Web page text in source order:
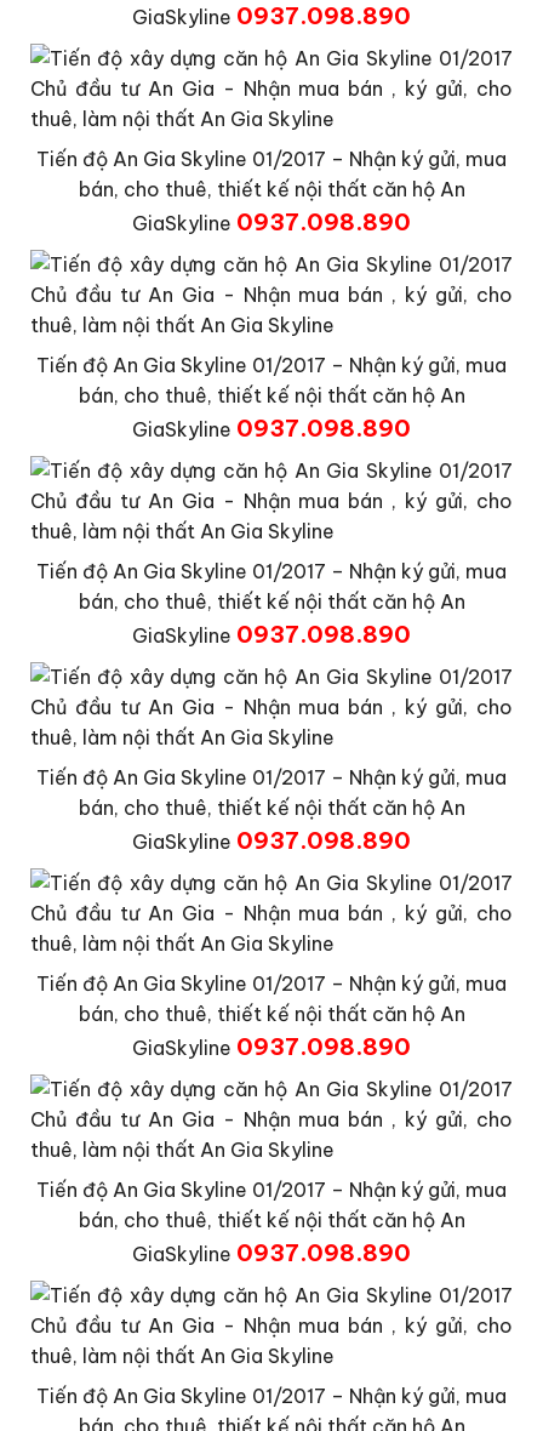
GiaSkyline 0937.098.890
Tiến độ An Gia Skyline 01/2017 – Nhận ký gửi, mua
bán, cho thuê, thiết kế nội thất căn hộ An
GiaSkyline 0937.098.890
Tiến độ An Gia Skyline 01/2017 – Nhận ký gửi, mua
bán, cho thuê, thiết kế nội thất căn hộ An
GiaSkyline 0937.098.890
Tiến độ An Gia Skyline 01/2017 – Nhận ký gửi, mua
bán, cho thuê, thiết kế nội thất căn hộ An
GiaSkyline 0937.098.890
Tiến độ An Gia Skyline 01/2017 – Nhận ký gửi, mua
bán, cho thuê, thiết kế nội thất căn hộ An
GiaSkyline 0937.098.890
Tiến độ An Gia Skyline 01/2017 – Nhận ký gửi, mua
bán, cho thuê, thiết kế nội thất căn hộ An
GiaSkyline 0937.098.890
Tiến độ An Gia Skyline 01/2017 – Nhận ký gửi, mua
bán, cho thuê, thiết kế nội thất căn hộ An
GiaSkyline 0937.098.890
Tiến độ An Gia Skyline 01/2017 – Nhận ký gửi, mua
bán, cho thuê, thiết kế nội thất căn hộ An